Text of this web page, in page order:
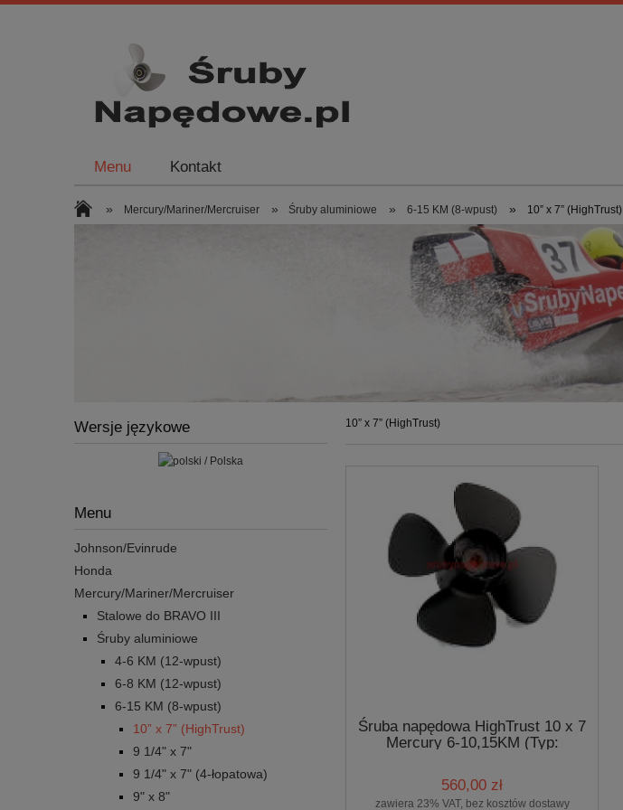
Menu Kontakt
» Mercury/Mariner/Mercruiser » Śruby aluminiowe » 6-15 KM (8-wpust) » 10” x 7” (HighTrust)
Wersje językowe
Menu
Johnson/Evinrude
Honda
Mercury/Mariner/Mercruiser
Stalowe do BRAVO III
Śruby aluminiowe
4-6 KM (12-wpust)
6-8 KM (12-wpust)
6-15 KM (8-wpust)
10” x 7” (HighTrust)
9 1/4" x 7"
9 1/4" x 7" (4-łopatowa)
9" x 8"
10” x 7” (HighTrust)
Śruba napędowa HighTrust 10 x 7
Mercury 6-10,15KM (Typ:
560,00 zł
zawiera 23% VAT, bez kosztów dostawy